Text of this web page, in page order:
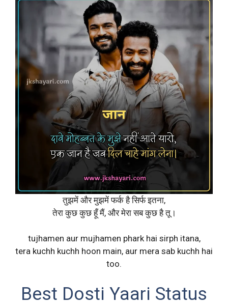
तुझमें और मुझमें फर्क है सिर्फ इतना,
तेरा कुछ कुछ हूँ मैं, और मेरा सब कुछ है तू।
tujhamen aur mujhamen phark hai sirph itana,
tera kuchh kuchh hoon main, aur mera sab kuchh hai
too.
Best Dosti Yaari Status